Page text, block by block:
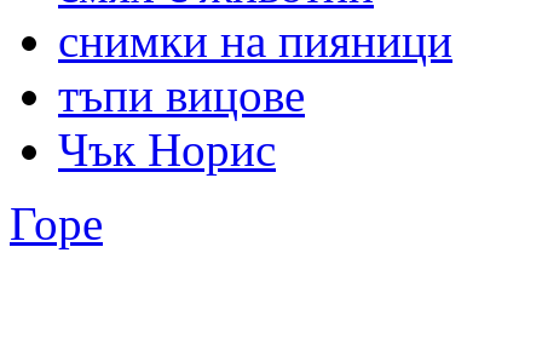
снимки на пияници
тъпи вицове
Чък Норис
Горе